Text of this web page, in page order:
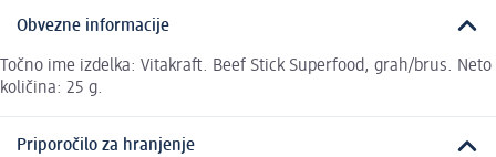
Obvezne informacije
Točno ime izdelka: Vitakraft. Beef Stick Superfood, grah/brus. Neto
količina: 25 g.
Priporočilo za hranjenje